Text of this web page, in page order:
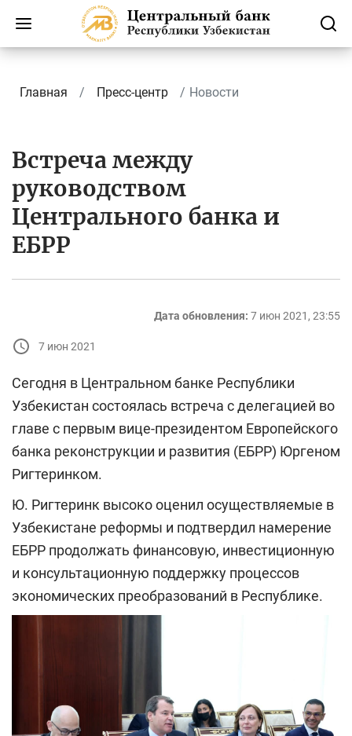
Главная Пресс-центр Новости
Встреча между
руководством
Центрального банка и
ЕБРР
Дата обновления: 7 июн 2021, 23:55
7 июн 2021
Сегодня в Центральном банке Республики
Узбекистан состоялась встреча с делегацией во
главе с первым вице-президентом Европейского
банка реконструкции и развития (ЕБРР) Юргеном
Ригтеринком.
Ю. Ригтеринк высоко оценил осуществляемые в
Узбекистане реформы и подтвердил намерение
ЕБРР продолжать финансовую, инвестиционную
и консультационную поддержку процессов
экономических преобразований в Республике.